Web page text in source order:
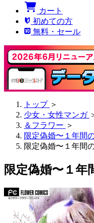
カート
初めての方
無料・セール
トップ ＞
少女・女性マンガ
＆フラワー ＞
限定偽婚〜１年間
限定偽婚〜１年間
限定偽婚〜１年